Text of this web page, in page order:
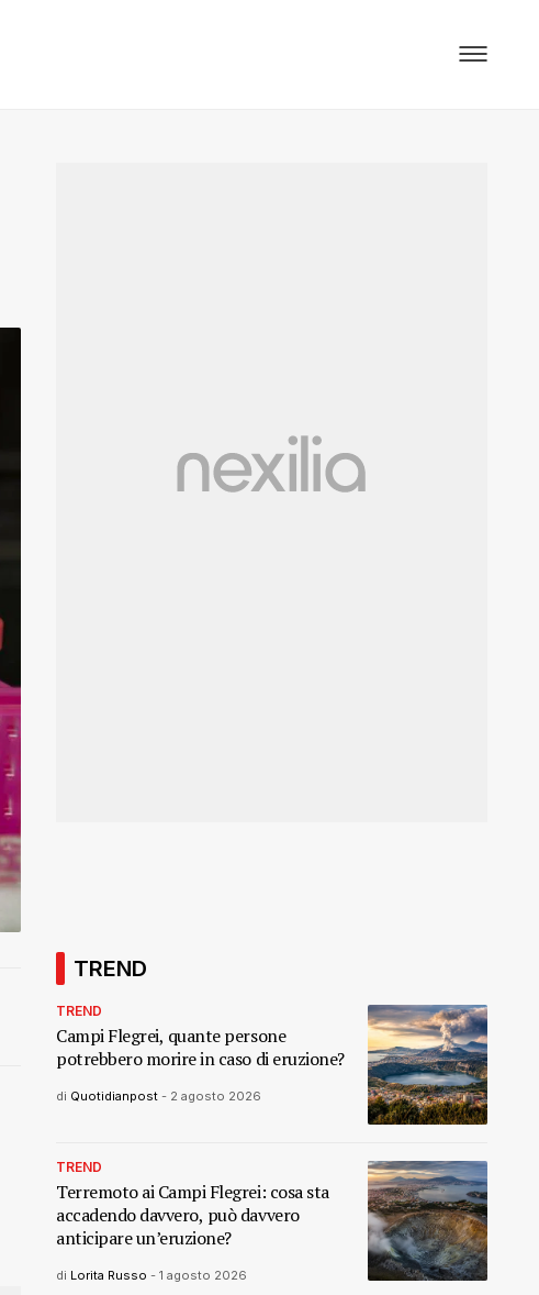
TREND
TREND
Campi Flegrei, quante persone
potrebbero morire in caso di eruzione?
di Quotidianpost - 2 agosto 2026
TREND
Terremoto ai Campi Flegrei: cosa sta
accadendo davvero, può davvero
anticipare un’eruzione?
di Lorita Russo - 1 agosto 2026